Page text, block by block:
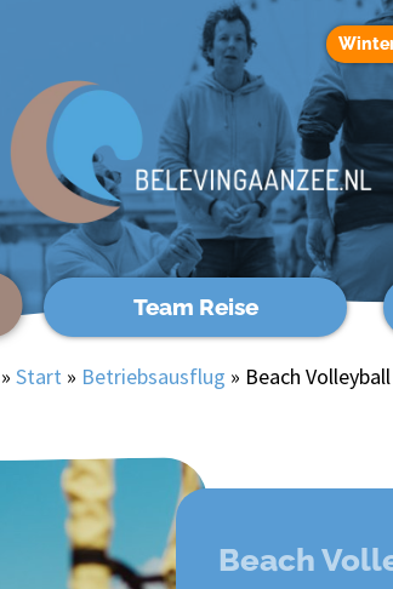
Team Reise
» Start » Betriebsausflug » Beach Volleyball
Beach